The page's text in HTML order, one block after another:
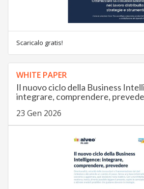
Scaricalo gratis!
WHITE PAPER
Il nuovo ciclo della Business
integrare, comprendere,
23 Gen 2026